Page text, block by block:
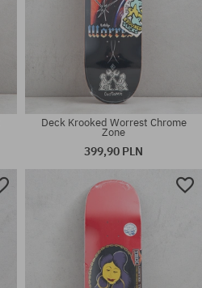
Dostępne rozmiary:
Deck Krooked Worrest Chrome
Zone
399,90 PLN